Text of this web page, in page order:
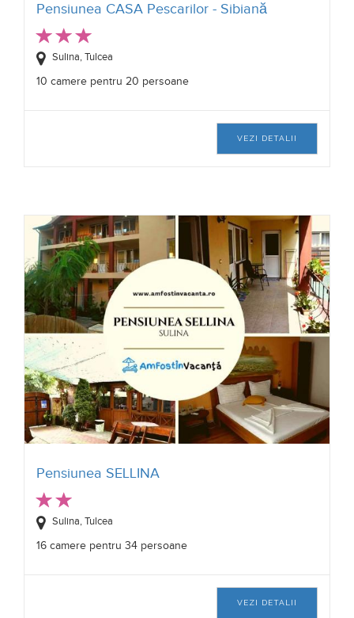
Pensiunea CASA Pescarilor - Sibiană
Sulina, Tulcea
10 camere pentru 20 persoane
VEZI DETALII
Pensiunea SELLINA
Sulina, Tulcea
16 camere pentru 34 persoane
VEZI DETALII